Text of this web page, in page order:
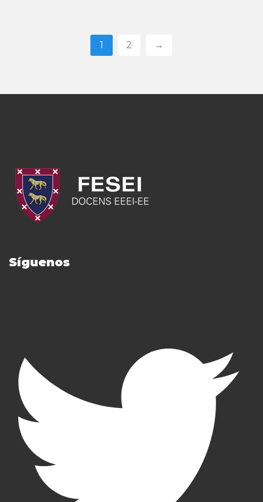
1 2 →
Síguenos